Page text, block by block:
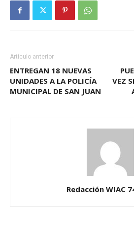
Artículo anterior
ENTREGAN 18 NUEVAS
UNIDADES A LA POLICÍA
MUNICIPAL DE SAN JUAN
VEZ
Redacción WIAC